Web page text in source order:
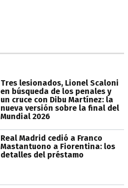
Tres lesionados, Lionel Scaloni
en búsqueda de los penales y
un cruce con Dibu Martínez: la
nueva versión sobre la final del
Mundial 2026
Real Madrid cedió a Franco
Mastantuono a Fiorentina: los
detalles del préstamo